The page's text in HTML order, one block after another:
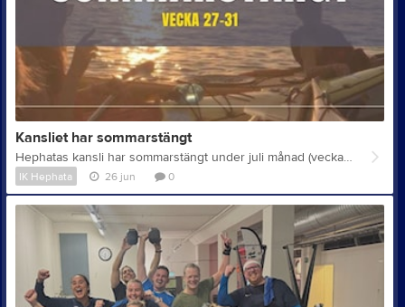
Kansliet har sommarstängt
Hephatas kansli har sommarstängt under juli månad (vecka 27–31). Vid brådskande ärenden, vänligen kontakta styrelsen via e-post: styrelsen@hephata.se Vi önskar alla medlemmar, ledare, samarbetspartners och besökare en riktigt fin och avkopplande sommar. Välkommen tillbaka i augusti!
IK Hephata 26 jun 0